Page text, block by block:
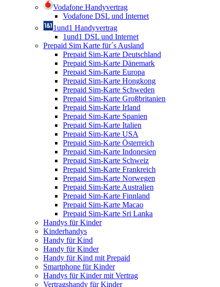
Vodafone Handyvertrag
Vodafone DSL und Internet
1und1 Handyvertrag
1und1 DSL und Internet
Prepaid Sim Karte für´s Ausland
Prepaid Sim-Karte Deutschland
Prepaid Sim-Karte Dänemark
Prepaid Sim-Karte Europa
Prepaid Sim-Karte Hongkong
Prepaid Sim-Karte Schweden
Prepaid Sim-Karte Großbritanien
Prepaid Sim-Karte Irland
Prepaid Sim-Karte Spanien
Prepaid Sim-Karte Italien
Prepaid Sim-Karte USA
Prepaid Sim-Karte Österreich
Prepaid Sim-Karte Indonesien
Prepaid Sim-Karte Schweiz
Prepaid Sim-Karte Frankreich
Prepaid Sim-Karte Norwegen
Prepaid Sim-Karte Australien
Prepaid Sim-Karte Finnland
Prepaid Sim-Karte Macao
Prepaid Sim-Karte Sri Lanka
Handys für Kinder
Kinderhandys
Handy für Kind
Handy für Kinder
Handy für Kind mit Prepaid
Smartphone für Kinder
Handys für Kinder mit Vertrag
Vertragshandy für Kinder